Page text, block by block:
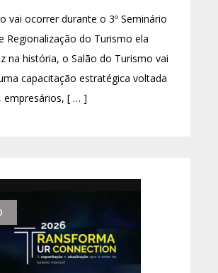
vai ocorrer durante o 3º Seminário
Regionalização do Turismo ela
na história, o Salão do Turismo vai
capacitação estratégica voltada
empresários, [ … ]